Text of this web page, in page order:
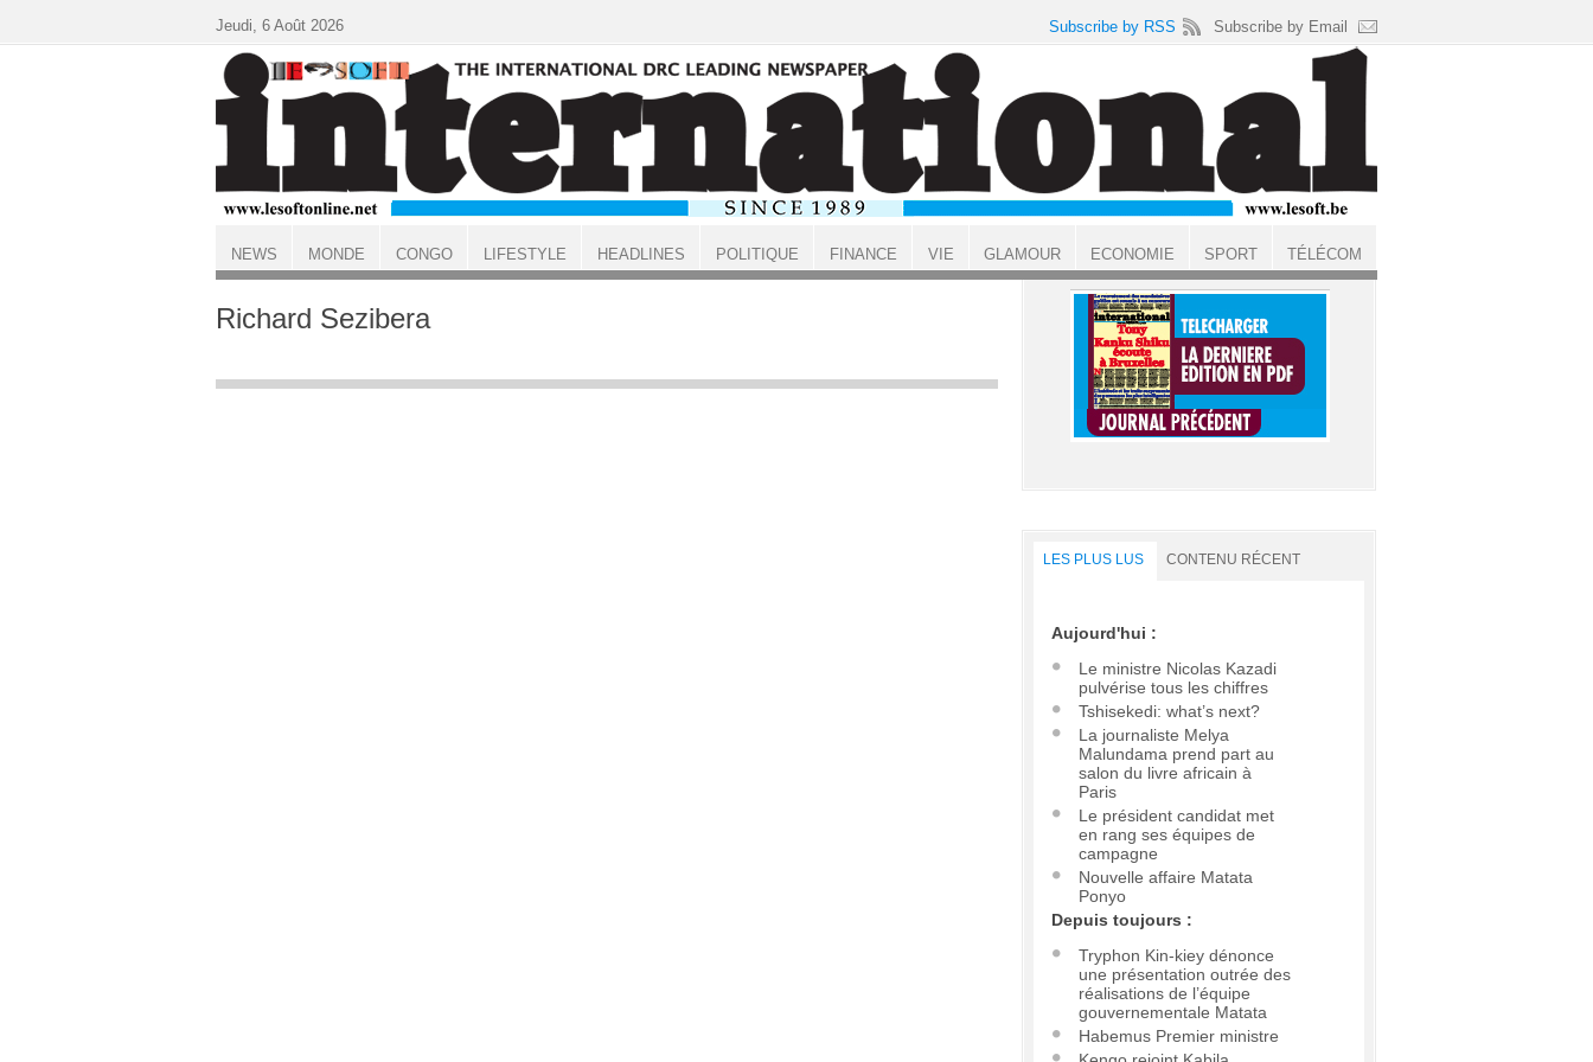
ACCUEIL
Richard Sezibera
LES PLUS LUS CONTENU RÉCENT
Aujourd'hui :
Le ministre Nicolas Kazadi
pulvérise tous les chiffres
Tshisekedi: what’s next?
La journaliste Melya
Malundama prend part au
salon du livre africain à
Paris
Le président candidat met
en rang ses équipes de
campagne
Nouvelle affaire Matata
Ponyo
Depuis toujours :
Tryphon Kin-kiey dénonce
une présentation outrée des
réalisations de l’équipe
gouvernementale Matata
Habemus Premier ministre
Jeudi, 6 Août 2026 Subscribe by RSS Subscribe by Email
NEWS MONDE CONGO LIFESTYLE HEADLINES POLITIQUE FINANCE VIE GLAMOUR ECONOMIE SPORT TÉLÉCOM